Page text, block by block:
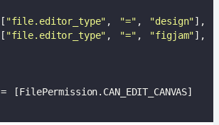
"file.editor_type" , "=" , "design"], [
"file.editor_type" , "=" , "figjam"], [
[FilePermission.CAN_EDIT_CANVAS]